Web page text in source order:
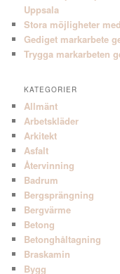
Uppsala
Stora möjligheter
Gediget markarbete
Trygga markarbeten
KATEGORIER
Allmänt
Arbetskläder
Arkitekt
Asfalt
Återvinning
Badrum
Bergsprängning
Bergvärme
Betong
Betonghåltagning
Braskamin
Bygg